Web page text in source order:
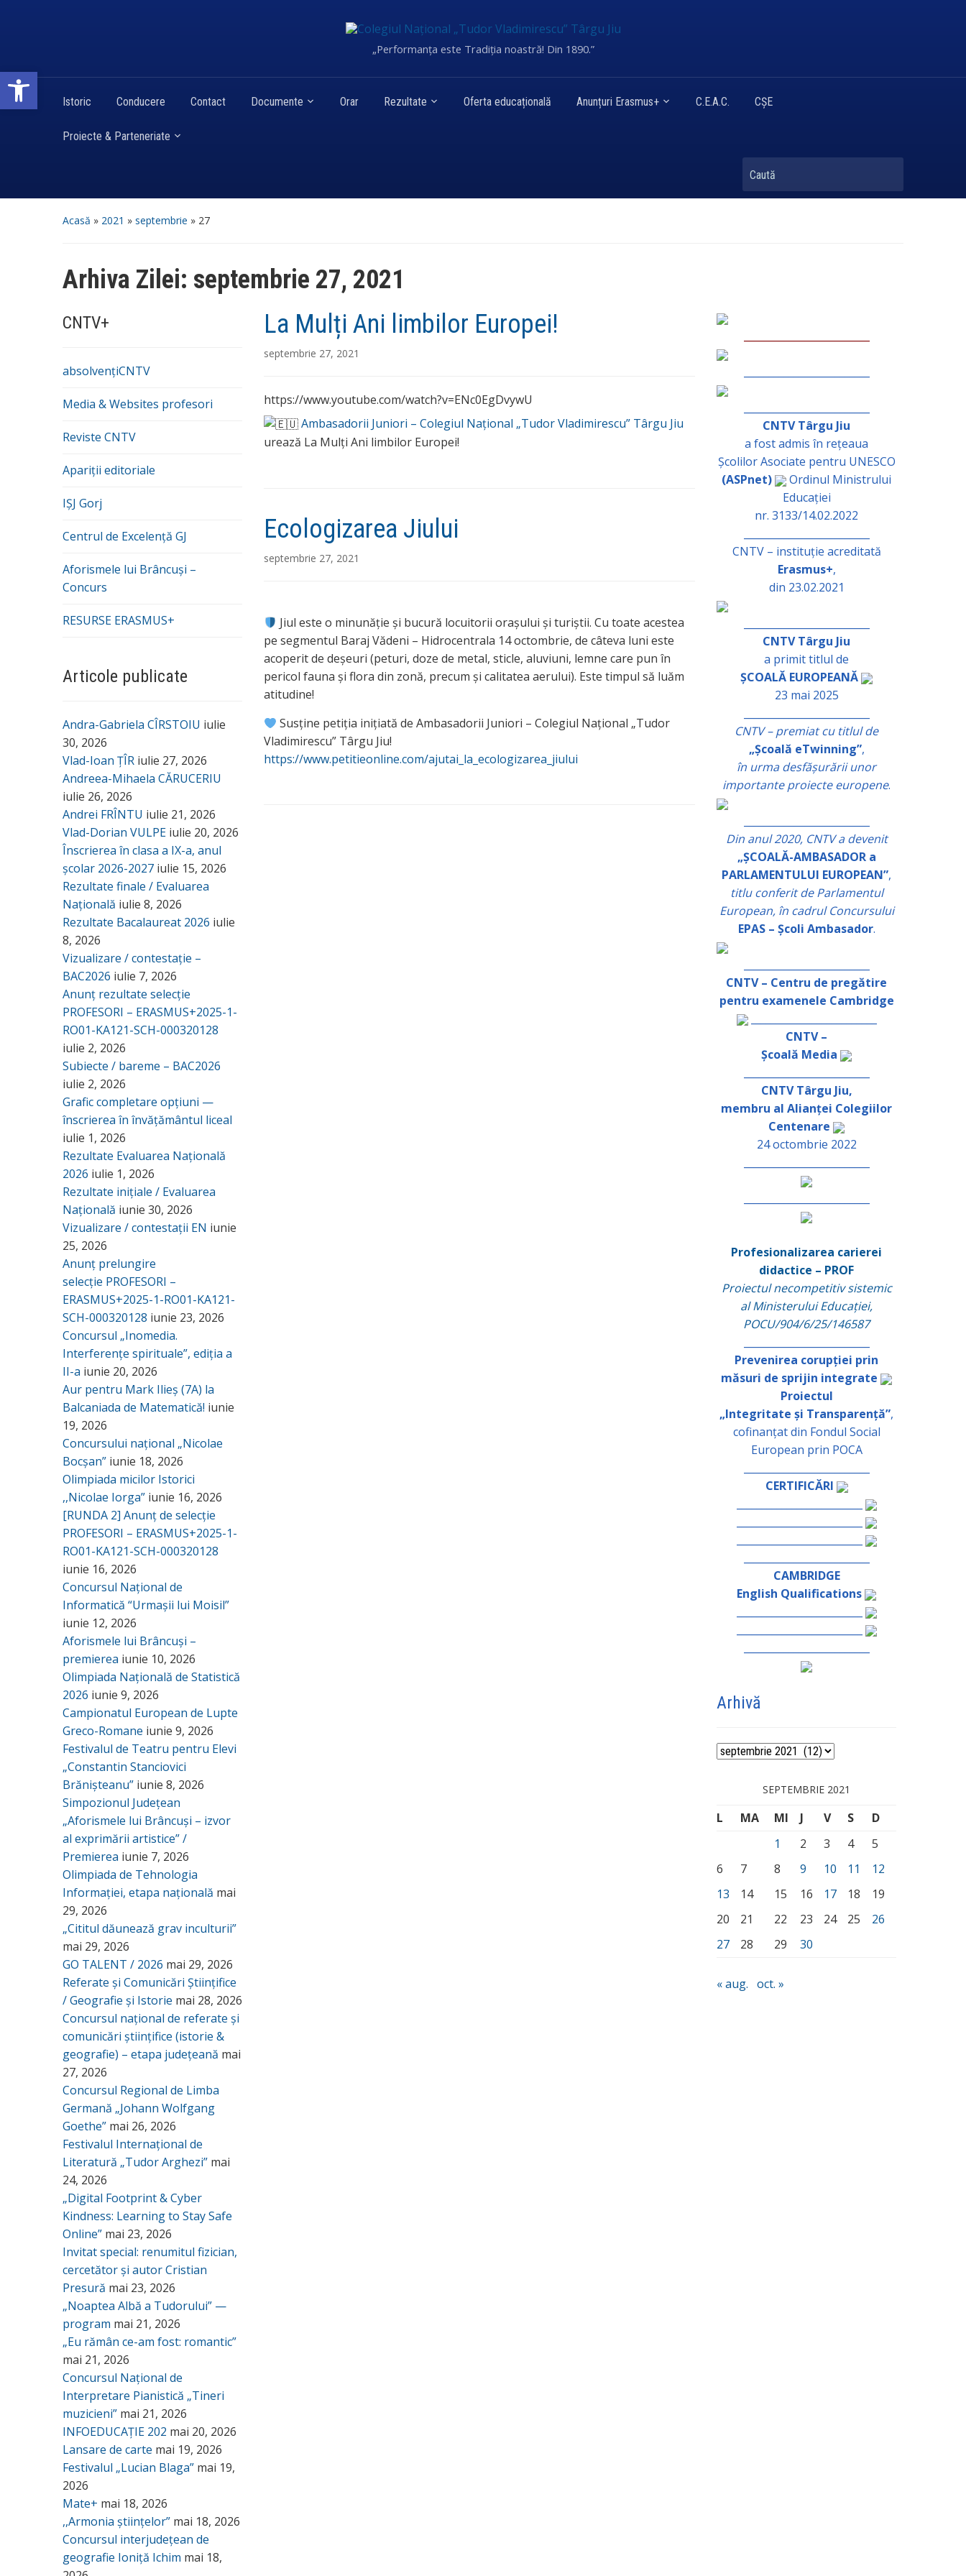
Deschide bara de unelte
„Performanța este Tradiția noastră! Din 1890.”
Istoric Conducere Contact Documente Orar Rezultate Oferta educațională Anunțuri Erasmus+ C.E.A.C. CȘE
Proiecte & Parteneriate
Caută
Acasă » 2021 » septembrie » 27
Arhiva Zilei: septembrie 27, 2021
CNTV+
absolvențiCNTV
Media & Websites profesori
Reviste CNTV
Apariții editoriale
IȘJ Gorj
Centrul de Excelență GJ
Aforismele lui Brâncuși –
Concurs
RESURSE ERASMUS+
Articole publicate
Andra-Gabriela CÎRSTOIU iulie
30, 2026
Vlad-Ioan ȚÎR iulie 27, 2026
Andreea-Mihaela CĂRUCERIU
iulie 26, 2026
Andrei FRÎNTU iulie 21, 2026
Vlad-Dorian VULPE iulie 20, 2026
Înscrierea în clasa a IX-a, anul
școlar 2026-2027 iulie 15, 2026
Rezultate finale / Evaluarea
Națională iulie 8, 2026
Rezultate Bacalaureat 2026 iulie
8, 2026
Vizualizare / contestație –
BAC2026 iulie 7, 2026
Anunț rezultate selecție
PROFESORI – ERASMUS+2025-1-
RO01-KA121-SCH-000320128
iulie 2, 2026
Subiecte / bareme – BAC2026
iulie 2, 2026
Grafic completare opțiuni —
înscrierea în învățământul liceal
iulie 1, 2026
Rezultate Evaluarea Națională
2026 iulie 1, 2026
Rezultate inițiale / Evaluarea
Națională iunie 30, 2026
Vizualizare / contestații EN iunie
25, 2026
Anunț prelungire
selecție PROFESORI –
ERASMUS+2025-1-RO01-KA121-
SCH-000320128 iunie 23, 2026
Concursul „Inomedia.
Interferențe spirituale”, ediția a
II-a iunie 20, 2026
Aur pentru Mark Ilieș (7A) la
Balcaniada de Matematică! iunie
19, 2026
Concursului național „Nicolae
Bocșan” iunie 18, 2026
Olimpiada micilor Istorici
,,Nicolae Iorga” iunie 16, 2026
[RUNDA 2] Anunț de selecție
PROFESORI – ERASMUS+2025-1-
RO01-KA121-SCH-000320128
iunie 16, 2026
Concursul Național de
Informatică “Urmașii lui Moisil”
iunie 12, 2026
Aforismele lui Brâncuși –
premierea iunie 10, 2026
Olimpiada Națională de Statistică
2026 iunie 9, 2026
Campionatul European de Lupte
Greco-Romane iunie 9, 2026
Festivalul de Teatru pentru Elevi
„Constantin Stanciovici
Brănișteanu” iunie 8, 2026
Simpozionul Județean
„Aforismele lui Brâncuși – izvor
al exprimării artistice” /
Premierea iunie 7, 2026
Olimpiada de Tehnologia
Informației, etapa națională mai
29, 2026
„Cititul dăunează grav inculturii”
mai 29, 2026
GO TALENT / 2026 mai 29, 2026
Referate și Comunicări Științifice
/ Geografie și Istorie mai 28, 2026
Concursul național de referate și
comunicări științifice (istorie &
geografie) – etapa județeană mai
27, 2026
Concursul Regional de Limba
Germană „Johann Wolfgang
Goethe” mai 26, 2026
Festivalul Internațional de
Literatură „Tudor Arghezi” mai
24, 2026
„Digital Footprint & Cyber
Kindness: Learning to Stay Safe
Online” mai 23, 2026
Invitat special: renumitul fizician,
cercetător și autor Cristian
Presură mai 23, 2026
„Noaptea Albă a Tudorului” —
program mai 21, 2026
„Eu rămân ce-am fost: romantic”
mai 21, 2026
Concursul Național de
Interpretare Pianistică „Tineri
muzicieni” mai 21, 2026
INFOEDUCAȚIE 202 mai 20, 2026
Lansare de carte mai 19, 2026
Festivalul „Lucian Blaga” mai 19,
2026
Mate+ mai 18, 2026
,,Armonia științelor” mai 18, 2026
Concursul interjudețean de
geografie Ioniță Ichim mai 18,
La Mulți Ani limbilor Europei!
septembrie 27, 2021
https://www.youtube.com/watch?v=ENc0EgDvywU
Ambasadorii Juniori – Colegiul Național „Tudor Vladimirescu” Târgu Jiu
urează La Mulți Ani limbilor Europei!
Ecologizarea Jiului
septembrie 27, 2021
Jiul este o minunăție și bucură locuitorii orașului și turiștii. Cu toate acestea
pe segmentul Baraj Vădeni – Hidrocentrala 14 octombrie, de câteva luni este
acoperit de deșeuri (peturi, doze de metal, sticle, aluviuni, lemne care pun în
pericol fauna și flora din zonă, precum și calitatea aerului). Este timpul să luăm
atitudine!
Susține petiția inițiată de Ambasadorii Juniori – Colegiul Național „Tudor
Vladimirescu” Târgu Jiu!
https://www.petitieonline.com/ajutai_la_ecologizarea_jiului
CNTV Târgu Jiu
a fost admis în rețeaua
Școlilor Asociate pentru UNESCO
(ASPnet)
Ordinul Ministrului
Educației
nr. 3133/14.02.2022
CNTV – instituție acreditată
Erasmus+,
din 23.02.2021
CNTV Târgu Jiu
a primit titlul de
ȘCOALĂ EUROPEANĂ
23 mai 2025
CNTV – premiat cu titlul de
„Școală eTwinning”,
în urma desfășurării unor
importante proiecte europene.
Din anul 2020, CNTV a devenit
„ȘCOALĂ-AMBASADOR a
PARLAMENTULUI EUROPEAN”,
titlu conferit de Parlamentul
European, în cadrul Concursului
EPAS – Școli Ambasador.
CNTV – Centru de pregătire
pentru examenele Cambridge
_________________________
CNTV –
Școală Media
CNTV Târgu Jiu,
membru al Alianței Colegiilor
Centenare
24 octombrie 2022
Profesionalizarea carierei
didactice – PROF
Proiectul necompetitiv sistemic
al Ministerului Educației,
POCU/904/6/25/146587
Prevenirea corupției prin
măsuri de sprijin integrate
Proiectul
„Integritate și Transparență”,
cofinanțat din Fondul Social
European prin POCA
CERTIFICĂRI
CAMBRIDGE
English Qualifications
Arhivă
Arhivă
SEPTEMBRIE 2021
L MA MI J V S
D
1
2 3 4
5
6
7 8 9 10 11
12
13
14 15 16 17 18
19
20
21 22 23 24 25
26
27
28 29 30
« aug. oct. »